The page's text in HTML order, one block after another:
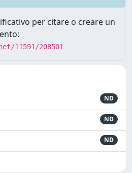
per citare o creare un
11591/208501
ND
ND
ND